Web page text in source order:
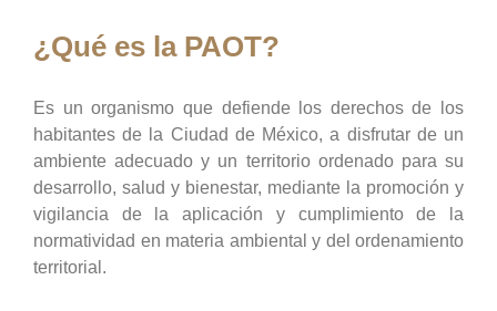
¿Qué es la PAOT?
Es un organismo que defiende los derechos de los
habitantes de la Ciudad de México, a disfrutar de un
ambiente adecuado y un territorio ordenado para su
desarrollo, salud y bienestar, mediante la promoción y
vigilancia de la aplicación y cumplimiento de la
normatividad en materia ambiental y del ordenamiento
territorial.